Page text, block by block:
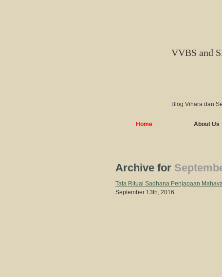
VVBS and
Blog Vihara dan
Home About Us
Archive for
Tata Ritual Sadhana Penjapaan
September 13th, 2016